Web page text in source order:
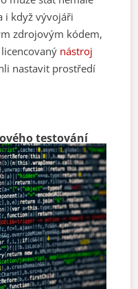
i když vývojáři
zdrojovým kódem,
nástroj
nastavit prostředí
testování